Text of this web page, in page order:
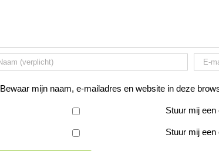
Bewaar mijn naam, e-mailadres en website in deze
Stuur mij
Stuur mij een